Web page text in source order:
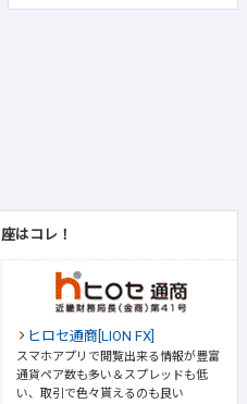
はコレ！
ヒロセ通商[LION FX]
スマホアプリで閲覧出来る情報が豊富
通貨ペア数も多い＆スプレッドも低
い、取引で色々貰えるのも良い